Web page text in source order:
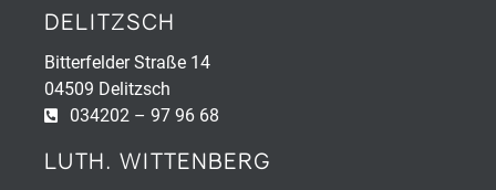
DELITZSCH
Bitterfelder Straße 14
04509 Delitzsch
034202 – 97 96 68
LUTH. WITTENBERG